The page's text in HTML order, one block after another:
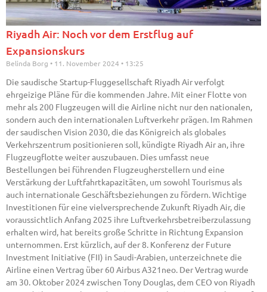
Riyadh Air: Noch vor dem Erstflug auf
Expansionskurs
Belinda Borg 11. November 2024 13:25
Die saudische Startup-Fluggesellschaft Riyadh Air verfolgt
ehrgeizige Pläne für die kommenden Jahre. Mit einer Flotte von
mehr als 200 Flugzeugen will die Airline nicht nur den nationalen,
sondern auch den internationalen Luftverkehr prägen. Im Rahmen
der saudischen Vision 2030, die das Königreich als globales
Verkehrszentrum positionieren soll, kündigte Riyadh Air an, ihre
Flugzeugflotte weiter auszubauen. Dies umfasst neue
Bestellungen bei führenden Flugzeugherstellern und eine
Verstärkung der Luftfahrtkapazitäten, um sowohl Tourismus als
auch internationale Geschäftsbeziehungen zu fördern. Wichtige
Investitionen für eine vielversprechende Zukunft Riyadh Air, die
voraussichtlich Anfang 2025 ihre Luftverkehrsbetreiberzulassung
erhalten wird, hat bereits große Schritte in Richtung Expansion
unternommen. Erst kürzlich, auf der 8. Konferenz der Future
Investment Initiative (FII) in Saudi-Arabien, unterzeichnete die
Airline einen Vertrag über 60 Airbus A321neo. Der Vertrag wurde
am 30. Oktober 2024 zwischen Tony Douglas, dem CEO von Riyadh